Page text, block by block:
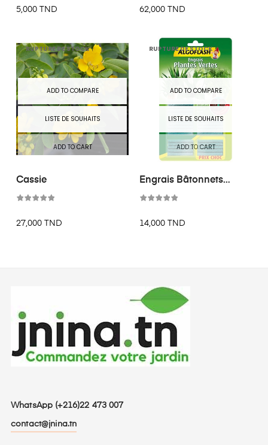
5,000 TND 62,000 TND
RUPTURE DE STOCK
ADD TO COMPARE
LISTE DE SOUHAITS
ADD TO CART
Cassie
27,000 TND
RUPTURE DE STOCK
ADD TO COMPARE
LISTE DE SOUHAITS
ADD TO CART
Engrais Bâtonnets
Pour...
14,000 TND
WhatsApp (+216)22 473 007
contact@jnina.tn